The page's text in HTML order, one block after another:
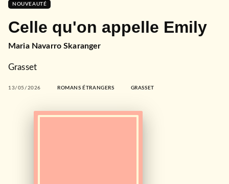
NOUVEAUTÉ
Celle qu'on appelle Emily
Maria Navarro Skaranger
Grasset
13/05/2026 ROMANS ÉTRANGERS GRASSET